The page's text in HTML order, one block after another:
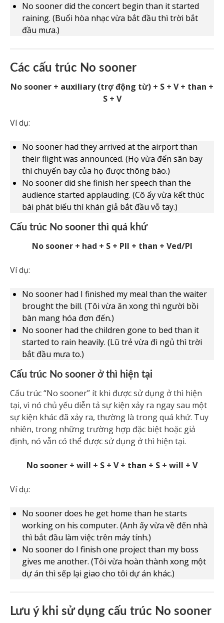
No sooner did the concert begin than it started
raining. (Buổi hòa nhạc vừa bắt đầu thì trời bắt
đầu mưa.)
Các cấu trúc No sooner
No sooner + auxiliary (trợ động từ) + S + V + than +
S + V
Ví dụ:
No sooner had they arrived at the airport than
their flight was announced. (Họ vừa đến sân bay
thì chuyến bay của họ được thông báo.)
No sooner did she finish her speech than the
audience started applauding. (Cô ấy vừa kết thúc
bài phát biểu thì khán giả bắt đầu vỗ tay.)
Cấu trúc No sooner thì quá khứ
No sooner + had + S + PII + than + Ved/PI
Ví dụ:
No sooner had I finished my meal than the waiter
brought the bill. (Tôi vừa ăn xong thì người bồi
bàn mang hóa đơn đến.)
No sooner had the children gone to bed than it
started to rain heavily. (Lũ trẻ vừa đi ngủ thì trời
bắt đầu mưa to.)
Cấu trúc No sooner ở thì hiện tại
Cấu trúc “No sooner” ít khi được sử dụng ở thì hiện
tại, vì nó chủ yếu diễn tả sự kiện xảy ra ngay sau một
sự kiện khác đã xảy ra, thường là trong quá khứ. Tuy
nhiên, trong những trường hợp đặc biệt hoặc giả
định, nó vẫn có thể được sử dụng ở thì hiện tại.
No sooner + will + S + V + than + S + will + V
Ví dụ:
No sooner does he get home than he starts
working on his computer. (Anh ấy vừa về đến nhà
thì bắt đầu làm việc trên máy tính.)
No sooner do I finish one project than my boss
gives me another. (Tôi vừa hoàn thành xong một
dự án thì sếp lại giao cho tôi dự án khác.)
Lưu ý khi sử dụng cấu trúc No sooner